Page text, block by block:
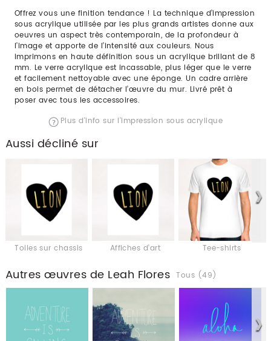
Offrez vous une finition tendance ! La technique d’impression
sous acrylique utilisée par les plus grands artistes donne aux
oeuvres un aspect très contemporain, de la profondeur à
l’image et apporte de l’intensité aux couleurs. Nous
imprimons en haute définition sous un acrylique brillant de 8
mm. Le verre acrylique est incassable, plus léger que le verre
et facilement nettoyable avec une éponge. Un cadre arrière
en bois permet de détacher l’œuvre du mur. Livré prêt à
poser avec tous les accessoires.
Plus d'info sur l'impression sous acrylique
Aussi décliné sur
Toiles sur chassis Affiches d'art Tee-shirts
Autres œuvres de Leah Flores Tous (49)